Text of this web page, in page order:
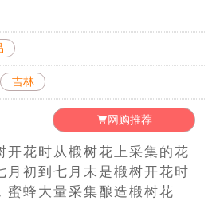
吉林
网购推荐
开花时从椴树花上采集的花
月初到七月末是椴树开花时
蜜蜂大量采集酿造椴树花